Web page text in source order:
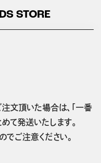
STORE
文頂いた場合は、「一番
て発送いたします。
ご注意ください。